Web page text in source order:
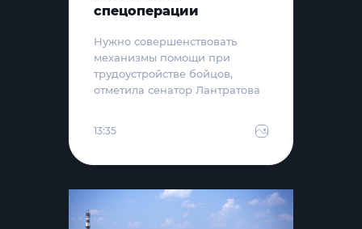
спецоперации
Нужно совершенствовать
механизмы помощи при
трудоустройстве бойцов,
отметила сенатор Лантратова
13:35